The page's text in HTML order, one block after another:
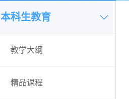
本科生教育
教学大纲
精品课程